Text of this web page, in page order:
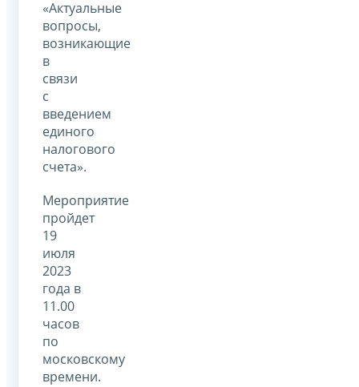
«Актуальные
вопросы,
возникающие
в
связи
с
введением
единого
налогового
счета».
Мероприятие
пройдет
19
июля
2023
года в
11.00
часов
по
московскому
времени.